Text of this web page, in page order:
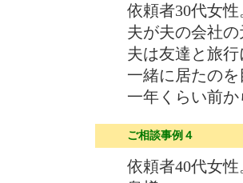
依頼者30代女性
夫が夫の会社
夫は友達と旅
一緒に居たの
一年くらい前
ご相談事例４
依頼者40代女